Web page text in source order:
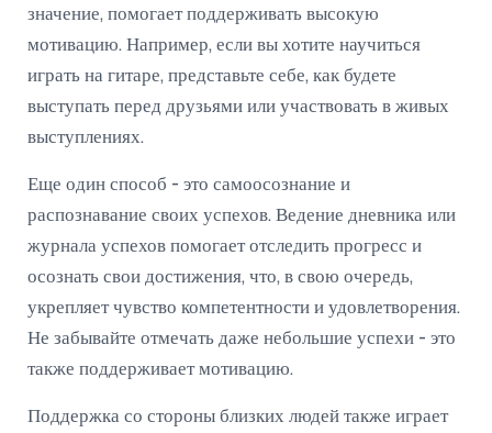
значение, помогает поддерживать высокую
мотивацию. Например, если вы хотите научиться
играть на гитаре, представьте себе, как будете
выступать перед друзьями или участвовать в живых
выступлениях.
Еще один способ - это самоосознание и
распознавание своих успехов. Ведение дневника или
журнала успехов помогает отследить прогресс и
осознать свои достижения, что, в свою очередь,
укрепляет чувство компетентности и удовлетворения.
Не забывайте отмечать даже небольшие успехи - это
также поддерживает мотивацию.
Поддержка со стороны близких людей также играет